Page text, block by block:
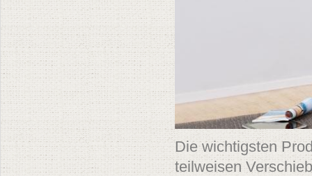
Die wichtigsten
teilweisen